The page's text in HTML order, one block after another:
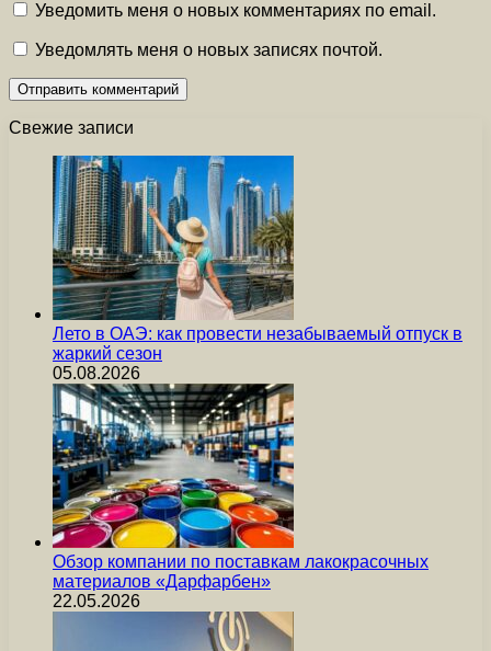
Уведомить меня о новых комментариях по email.
Уведомлять меня о новых записях почтой.
Свежие записи
Лето в ОАЭ: как провести незабываемый отпуск в
жаркий сезон
05.08.2026
Обзор компании по поставкам лакокрасочных
материалов «Дарфарбен»
22.05.2026